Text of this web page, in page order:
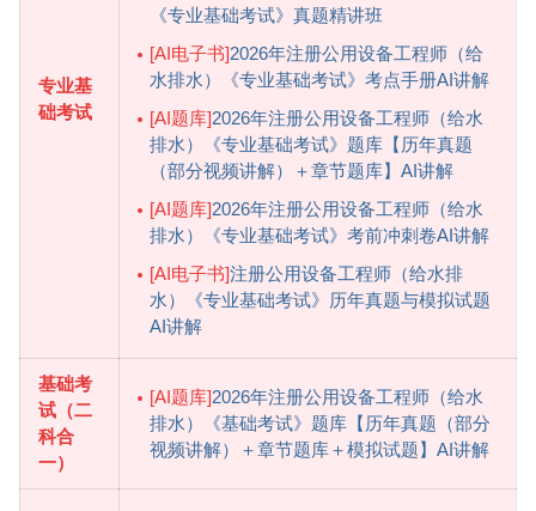
专业基
础考试
《专业基础考试》真题精讲班
[AI电子书]2026年注册公用设备工程师（给
水排水）《专业基础考试》考点手册AI讲解
[AI题库]2026年注册公用设备工程师（给水
排水）《专业基础考试》题库【历年真题
（部分视频讲解）＋章节题库】AI讲解
[AI题库]2026年注册公用设备工程师（给水
排水）《专业基础考试》考前冲刺卷AI讲解
[AI电子书]注册公用设备工程师（给水排
水）《专业基础考试》历年真题与模拟试题
AI讲解
基础考
试（二
科合
一）
[AI题库]2026年注册公用设备工程师（给水
排水）《基础考试》题库【历年真题（部分
视频讲解）＋章节题库＋模拟试题】AI讲解